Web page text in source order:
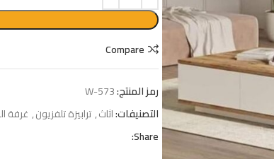
Compare
رمز المنتج:W-573
التصنيفات:اثاث,ترابيزة تلفزيون, غرفة
Share: